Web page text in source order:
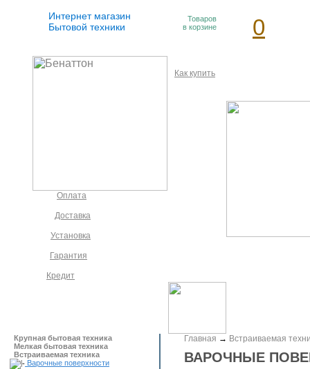
Интернет магазин
Бытовой техники
Товаров
в корзине
0
Как купить
Оплата
Доставка
Установка
Гарантия
Кредит
Крупная бытовая техника
Мелкая бытовая техника
Встраиваемая техника
Варочные поверхности
Главная → Встраиваемая
ВАРОЧНЫЕ